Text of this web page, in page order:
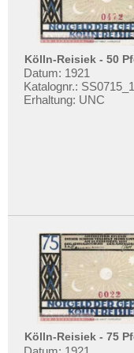
Krappitz
Kreuzburg
Kreuznach, Bad
Krölpa
Kummerfeld
Kyllburg
Kyritz
Orte mit L...
Orte mit M...
Orte mit N...
Testbanknoten
Banknotenbriefe
Kataloge
Aufbewahrung
Gutscheine
Ankauf
Erhaltungsgrade
Gratisbanknoten
FAQ
Kölln-Reisiek - 50
Datum: 1921
Katalognr.:
Erhaltung: UNC
Kölln-Reisiek - 75